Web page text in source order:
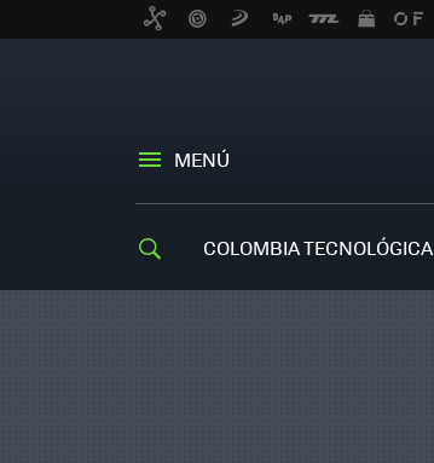
MENÚ
COLOMBIA TECNOLÓGICA